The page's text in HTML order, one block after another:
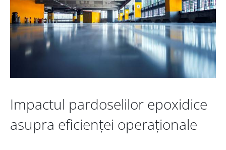
Impactul pardoselilor epoxidice
asupra eficienței operaționale